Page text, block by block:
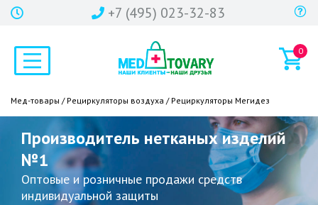
+7 (495) 023-32-83
0
Мед-товары / Рециркуляторы воздуха / Рециркуляторы Мегидез
Производитель нетканых изделий
№1
Оптовые и розничные продажи средств
индивидуальной защиты